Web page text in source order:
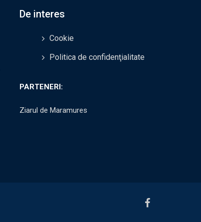
De interes
Cookie
Politica de confidenţialitate
PARTENERI:
Ziarul de Maramures